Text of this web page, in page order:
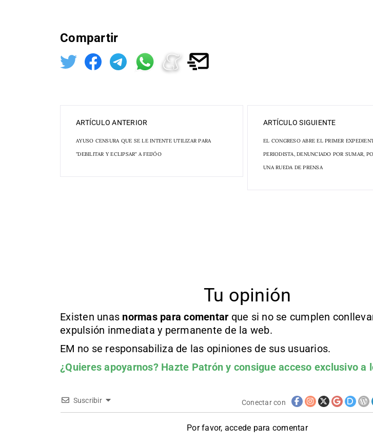
Compartir
ARTÍCULO ANTERIOR
AYUSO CENSURA QUE SE LE INTENTE UTILIZAR PARA
"DEBILITAR Y ECLIPSAR" A FEIJÓO
ARTÍCULO SIGUIENTE
EL CONGRESO ABRE EL PRIMER
PERIODISTA, DENUNCIADO POR SUMAR,
UNA RUEDA DE PRENSA
Tu opinión
Existen unas normas para comentar que si no se cumplen
expulsión inmediata y permanente de la web.
EM no se responsabiliza de las opiniones de sus usuarios.
¿Quieres apoyarnos? Hazte Patrón y consigue acceso exclusivo a
Suscribir Conectar con
Por favor, accede para comentar